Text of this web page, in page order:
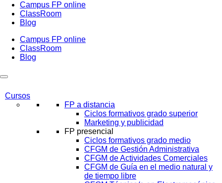
Campus FP online
ClassRoom
Blog
Campus FP online
ClassRoom
Blog
Cursos
FP a distancia
Ciclos formativos grado superior
Marketing y publicidad
FP presencial
Ciclos formativos grado medio
CFGM de Gestión Administrativa
CFGM de Actividades Comerciales
CFGM de Guía en el medio natural y
de tiempo libre